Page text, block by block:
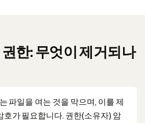
한: 무엇이 제거되나
파일을 여는 것을 막으며, 이를 제
호가 필요합니다. 권한(소유자) 암